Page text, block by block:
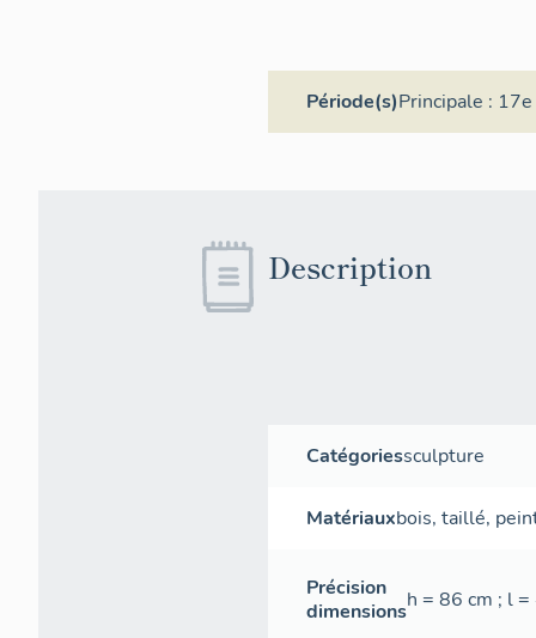
Période(s)Principale :
Description
Catégoriessculpture
Matériauxbois, taillé,
Précision
dimensionsh = 86 cm ; l